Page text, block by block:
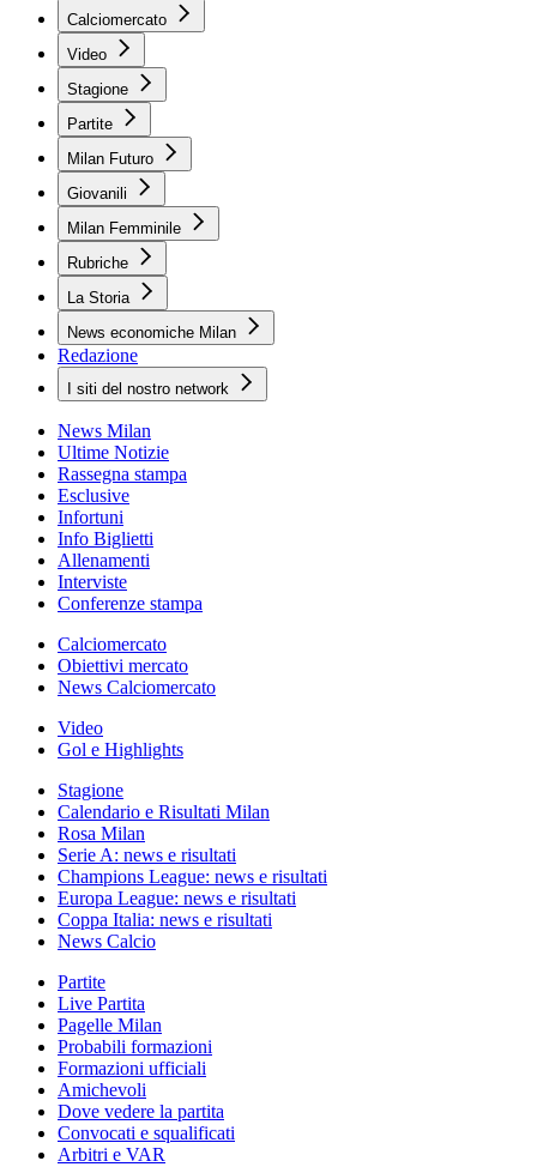
Calciomercato
Video
Stagione
Partite
Milan Futuro
Giovanili
Milan Femminile
Rubriche
La Storia
News economiche Milan
Redazione
I siti del nostro network
News Milan
Ultime Notizie
Rassegna stampa
Esclusive
Infortuni
Info Biglietti
Allenamenti
Interviste
Conferenze stampa
Calciomercato
Obiettivi mercato
News Calciomercato
Video
Gol e Highlights
Stagione
Calendario e Risultati Milan
Rosa Milan
Serie A: news e risultati
Champions League: news e risultati
Europa League: news e risultati
Coppa Italia: news e risultati
News Calcio
Partite
Live Partita
Pagelle Milan
Probabili formazioni
Formazioni ufficiali
Amichevoli
Dove vedere la partita
Convocati e squalificati
Arbitri e VAR